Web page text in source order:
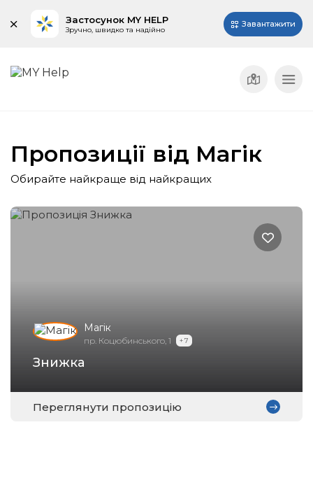
Застосунок MY HELP
Зручно, швидко та надійно
Завантажити
Пропозиції від Магік
Обирайте найкраще від найкращих
Магік
пр. Коцюбинського, 1 + 7
Знижка
Переглянути пропозицію